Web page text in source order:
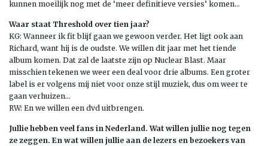
kunnen moeilijk nog met de ‘meer definitieve versies’ komen…
Waar staat Threshold over tien jaar?
KG: Wanneer ik fit blijf gaan we gewoon verder. Het ligt ook aan
Richard, want hij is de oudste. We willen dit jaar met het tiende
album komen. Dat zal de laatste zijn op Nuclear Blast. Maar
misschien tekenen we weer een deal voor drie albums. Een groter
label is er volgens mij niet voor onze stijl muziek, dus om weer te
gaan verhuizen…
RW: En we willen een dvd uitbrengen.
Jullie hebben veel fans in Nederland. Wat willen jullie nog tegen
ze zeggen. En wat willen jullie aan de lezers en bezoekers van